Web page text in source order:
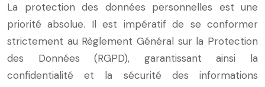
La protection des données personnelles est une
priorité absolue. Il est impératif de se conformer
strictement au Règlement Général sur la Protection
des Données (RGPD), garantissant ainsi la
confidentialité et la sécurité des informations